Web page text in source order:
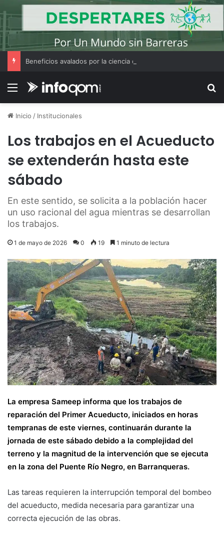
Beneficios avalados por la ciencia de convivir con gatos
Menú
Inicio / Institucionales
Los trabajos en el Acueducto
se extenderán hasta este
sábado
En este sentido, se solicita a la población hacer
un uso racional del agua mientras se desarrollan
los trabajos.
1 de mayo de 2026 0 19 1 minuto de lectura
La empresa Sameep informa que los trabajos de
reparación del Primer Acueducto, iniciados en horas
tempranas de este viernes, continuarán durante la
jornada de este sábado debido a la complejidad del
terreno y la magnitud de la intervención que se ejecuta
en la zona del Puente Río Negro, en Barranqueras.
Las tareas requieren la interrupción temporal del bombeo
del acueducto, medida necesaria para garantizar una
correcta ejecución de las obras.